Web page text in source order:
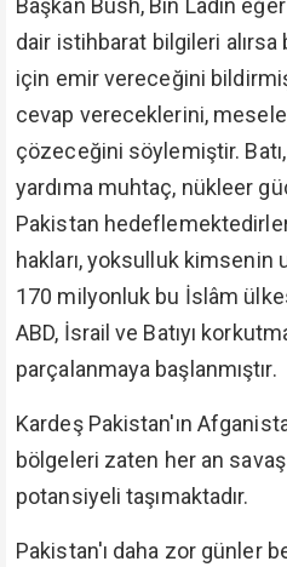
Başkan Bush, Bin Ladin
dair istihbarat bilgileri
için emir vereceğini
cevap vereceklerini,
çözeceğini söylemiştir.
yardıma muhtaç, nükleer
Pakistan
hakları, yoksulluk kimsenin
170 milyonluk bu İslâm
ABD, İsrail ve Batıyı
parçalanmaya başlanmıştır.
Kardeş Pakistan'ın
bölgeleri zaten her an savaş
potansiyeli taşımaktadır.
Pakistan'ı daha zor günler